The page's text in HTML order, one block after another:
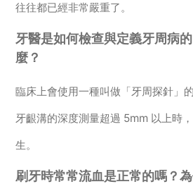
往往都已經非常嚴重了。
牙醫是如何檢查與定義牙周病
麼？
臨床上會使用一種叫做「牙周探針」
牙齦溝的深度測量超過 5mm 以上時
生。
刷牙時常常流血是正常的嗎？